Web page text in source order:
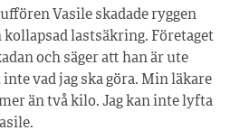
Vasile skadade ryggen
lastsäkring. Företaget
och säger att han är ute
inte vad jag ska göra. Min läkare
än två kilo. Jag kan inte lyfta